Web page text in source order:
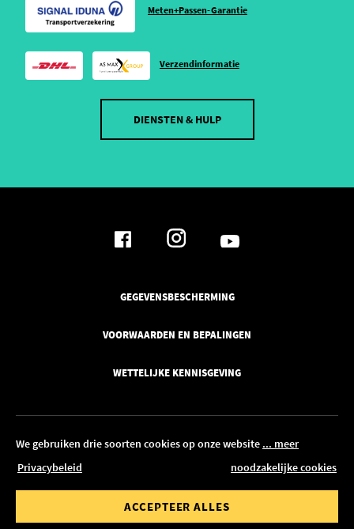
BEWERKEN IN CONFIGURATOR
We gebruiken drie soorten cookies op onze website ... meer
Privacybeleid
noodzakelijke cookies
ACCEPTEER ALLES
Meten+Passen-Garantie
Verzendinformatie
DIENSTEN & HULP
GEGEVENSBESCHERMING
VOORWAARDEN EN BEPALINGEN
WETTELIJKE KENNISGEVING
© 2026 Pickawood België
Bestelwaarde tot